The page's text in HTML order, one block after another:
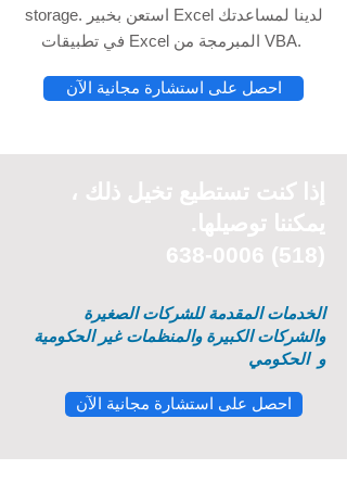
storage. استعن بخبير Excel لدينا لمساعدتك
في تطبيقات Excel المبرمجة من VBA.
احصل على استشارة مجانية الآن
إذا كنت تستطيع تخيل ذلك ،
يمكننا توصيلها.
(518) 638-0006
الخدمات المقدمة للشركات الصغيرة
والشركات الكبيرة والمنظمات غير الحكومية
و الحكومي
احصل على استشارة مجانية الآن